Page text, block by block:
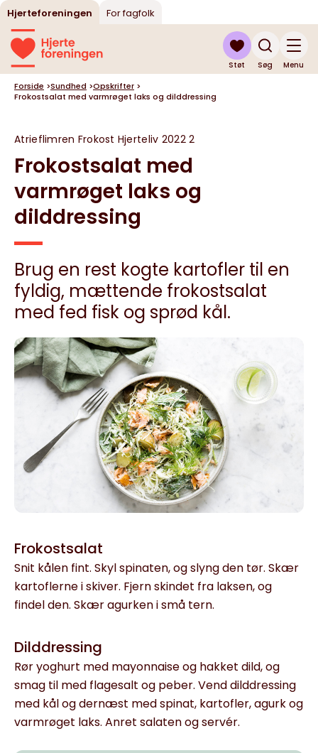
Hjerteforeningen For fagfolk
Søg
Støt Menu
Forside >Sundhed >Opskrifter >
Frokostsalat med varmrøget laks og dilddressing
Atrieflimren Frokost Hjerteliv 2022 2
Frokostsalat med
varmrøget laks og
dilddressing
Brug en rest kogte kartofler til en
fyldig, mættende frokostsalat
med fed fisk og sprød kål.
Frokostsalat
Snit kålen fint. Skyl spinaten, og slyng den tør. Skær
kartoflerne i skiver. Fjern skindet fra laksen, og
findel den. Skær agurken i små tern.
Dilddressing
Rør yoghurt med mayonnaise og hakket dild, og
smag til med flagesalt og peber. Vend dilddressing
med kål og dernæst med spinat, kartofler, agurk og
varmrøget laks. Anret salaten og servér.